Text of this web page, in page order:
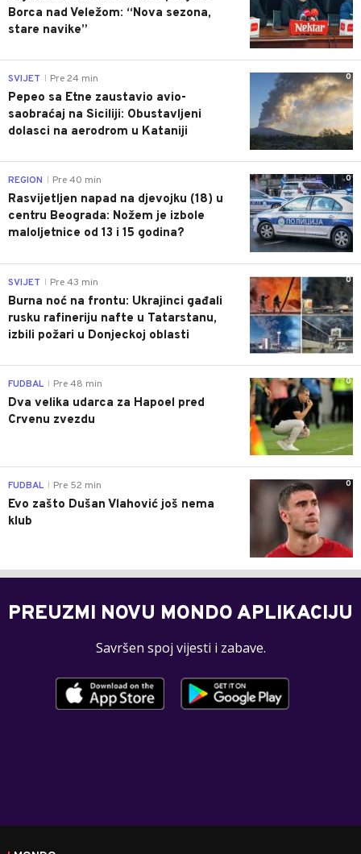
Borca nad Veležom: “Nova sezona,
stare navike”
0
SVIJET Pre 24 min
Pepeo sa Etne zaustavio avio-
saobraćaj na Siciliji: Obustavljeni
dolasci na aerodrom u Kataniji
0
REGION Pre 40 min
Rasvijetljen napad na djevojku (18) u
centru Beograda: Nožem je izbole
maloljetnice od 13 i 15 godina?
0
SVIJET Pre 43 min
Burna noć na frontu: Ukrajinci gađali
rusku rafineriju nafte u Tatarstanu,
izbili požari u Donjeckoj oblasti
0
FUDBAL Pre 48 min
Dva velika udarca za Hapoel pred
Crvenu zvezdu
0
FUDBAL Pre 52 min
Evo zašto Dušan Vlahović još nema
klub
PREUZMI NOVU MONDO APLIKACIJU
Savršen spoj vijesti i zabave.